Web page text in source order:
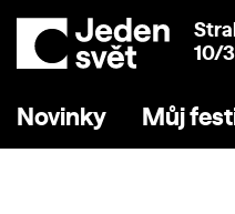
10/
Novinky Můj